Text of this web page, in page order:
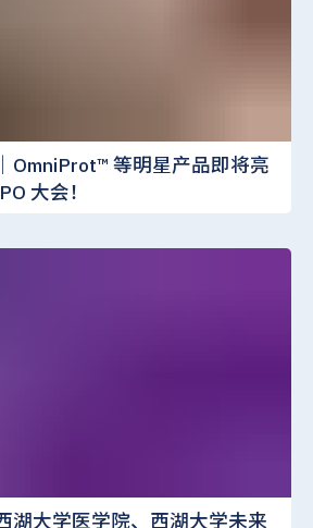
OmniProt™️ 等明星产品即将亮
大会！
湖大学医学院、西湖大学未来